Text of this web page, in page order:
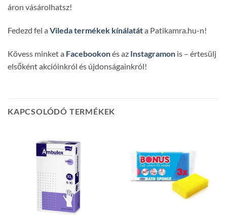
áron vásárolhatsz!
Fedezd fel a Vileda termékek kínálatáta Patikamra.hu-n!
Kövess minket a Facebookonés az Instagramon is – értesülj
elsőként akcióinkról és újdonságainkról!
KAPCSOLÓDÓ TERMÉKEK